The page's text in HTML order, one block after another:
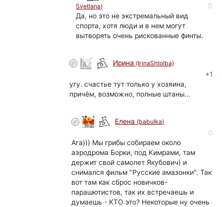
Svetlana)
0
Да, но это не экстремальный вид
спорта, хотя люди и в нем могут
вытворять очень рискованные финты.
Ирина (IrinaShtolba)
+1
угу. счастье тут только у хозяина,
причём, возможно, полные штаны...
Елена (babulka)
0
Ага))) Мы грибы собираем около
аэродрома Борки, под Кимрами, там
держит свой самолет Якубович) и
снимался фильм "Русские амазонки". Так
вот там как сброс новичков-
парашютистов, так их встречаешь и
думаешь - КТО это? Некоторые ну очень